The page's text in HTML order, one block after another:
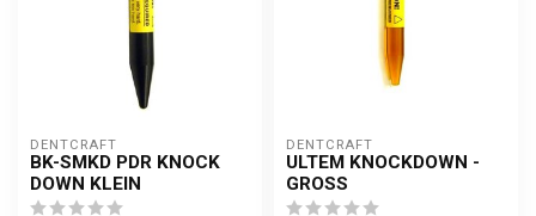
DENTCRAFT
BK-SMKD PDR KNOCK
DOWN KLEIN
DENTCRAFT
ULTEM KNOCKDOWN -
GROSS